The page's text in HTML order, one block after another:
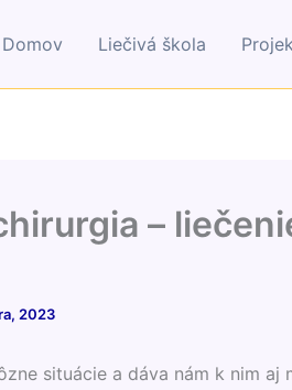
Domov Liečivá škola
–
2023
situácie a dáva nám k nim aj